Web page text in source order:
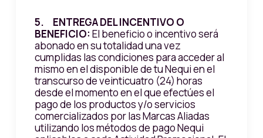
5. ENTREGA DEL INCENTIVO O
BENEFICIO: El beneficio o incentivo será
abonado en su totalidad una vez
cumplidas las condiciones para acceder al
mismo en el disponible de tu Nequi en el
transcurso de veinticuatro (24) horas
desde el momento en el que efectúes el
pago de los productos y/o servicios
comercializados por las Marcas Aliadas
utilizando los métodos de pago Nequi